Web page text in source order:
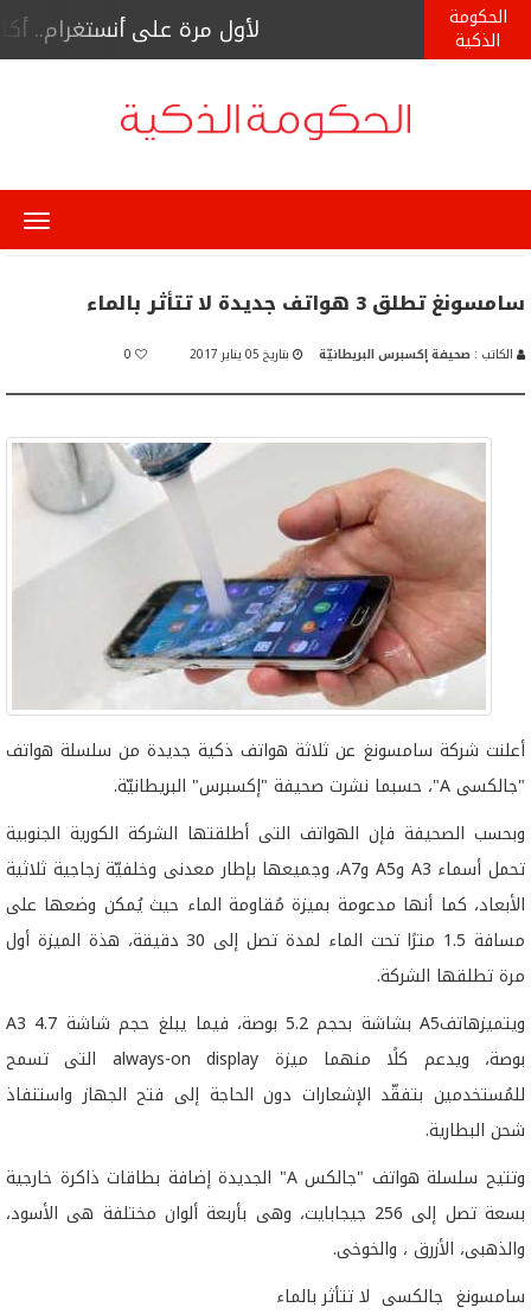
الحكومة
الذكية لأول مرة على أنستغرام.. أكثر من 9400 مشاهد لبث حي لأخصائي
سامسونغ تطلق 3 هواتف جديدة لا تتأثر بالماء
الكاتب : صحيفة إكسبرس البريطانيّة بتاريخ 05 يناير 2017 0
أعلنت شركة سامسونغ عن ثلاثة هواتف ذكية جديدة من سلسلة هواتف
"جالكسى A"، حسبما نشرت صحيفة "إكسبرس" البريطانيّة.
وبحسب الصحيفة فإن الهواتف التى أطلقتها الشركة الكورية الجنوبية
تحمل أسماء A3 وA5 وA7، وجميعها بإطار معدنى وخلفيّة زجاجية ثلاثية
الأبعاد، كما أنها مدعومة بميزة مُقاومة الماء حيث يُمكن وضعها على
مسافة 1.5 مترًا تحت الماء لمدة تصل إلى 30 دقيقة، هذة الميزة أول
مرة تطلقها الشركة.
ويتميزهاتفA5 بشاشة بحجم 5.2 بوصة، فيما يبلغ حجم شاشة A3 4.7
بوصة، ويدعم كلًا منهما ميزة always-on display التى تسمح
للمُستخدمين بتفقّد الإشعارات دون الحاجة إلى فتح الجهاز واستنفاذ
شحن البطارية.
وتتيح سلسلة هواتف "جالكس A" الجديدة إضافة بطاقات ذاكرة خارجية
بسعة تصل إلى 256 جيجابايت، وهى بأربعة ألوان مختلفة هى الأسود،
والذهبى، الأزرق ، والخوخى.
سامسونغ جالكسى لا تتأثر بالماء